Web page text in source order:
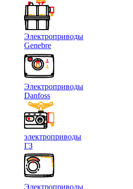
Электроприводы
Genebre
Электроприводы
Danfoss
электроприводы
ГЗ
Электроприводы